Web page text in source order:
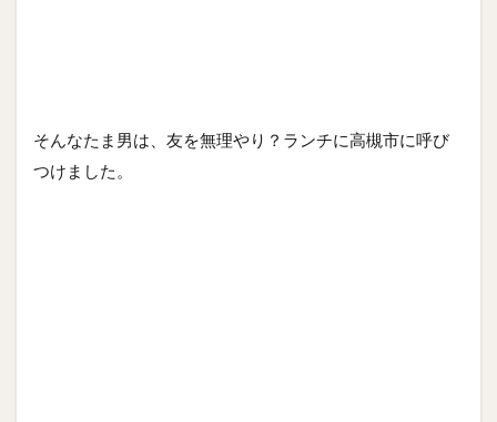
そんなたま男は、友を無理やり？ランチに高槻市に呼び
つけました。